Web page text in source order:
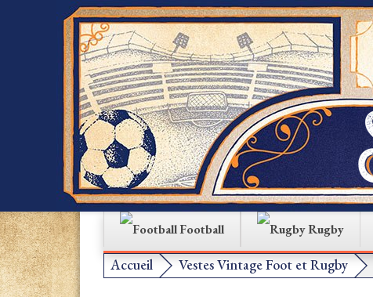
Football Rugby
Accueil Vestes Vintage Foot et Rugby